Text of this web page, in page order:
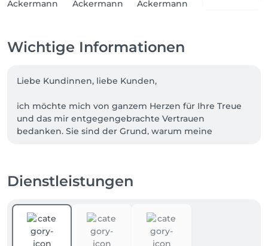
Wichtige Informationen
Liebe Kundinnen, liebe Kunden,
ich möchte mich von ganzem Herzen für Ihre Treue
und das mir entgegengebrachte Vertrauen
bedanken. Sie sind der Grund, warum meine
ganzheitliche Haut-& Gesundheit zu begrüßen und
Ihnen eine kleine Auszeit aus Ihrem Alltag zu
schenken, sowie zu einer gesünderen Haut und
Dienstleistungen